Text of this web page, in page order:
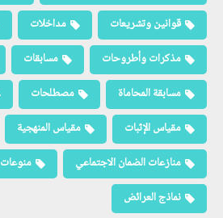
قوانين وتشريعات
مداخلات
مذكرات وأطروحات
مسابقات
مسابقة المحاماة
مصطلحات
مقياس الإثبات
مقياس المنهجية
منازعات الضمان الاجتماعي
منوعات
نماذج العرائض